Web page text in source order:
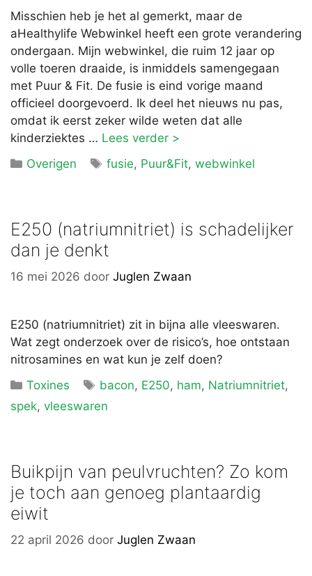
Misschien heb je het al gemerkt, maar de
aHealthylife Webwinkel heeft een grote verandering
ondergaan. Mijn webwinkel, die ruim 12 jaar op
volle toeren draaide, is inmiddels samengegaan
met Puur & Fit. De fusie is eind vorige maand
officieel doorgevoerd. Ik deel het nieuws nu pas,
omdat ik eerst zeker wilde weten dat alle
kinderziektes … Lees verder >
Categorieën
Overigen Tags
fusie, Puur&Fit,webwinkel
E250 (natriumnitriet) is schadelijker
dan je denkt
16 mei 2026 door Juglen Zwaan
E250 (natriumnitriet) zit in bijna alle vleeswaren.
Wat zegt onderzoek over de risico’s, hoe ontstaan
nitrosamines en wat kun je zelf doen?
Categorieën
Toxines Tags
bacon, E250, ham, Natriumnitriet,
spek, vleeswaren
Buikpijn van peulvruchten? Zo kom
je toch aan genoeg plantaardig
eiwit
22 april 2026 door Juglen Zwaan